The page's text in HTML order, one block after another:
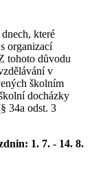
které
organizací
tohoto důvodu
v
školním
docházky
34a odst. 3
1. 7. - 14. 8.